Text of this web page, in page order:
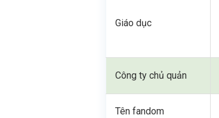
Giáo dục
Công ty chủ quản
Tên fandom